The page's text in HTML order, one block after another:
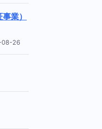
業）
08-26